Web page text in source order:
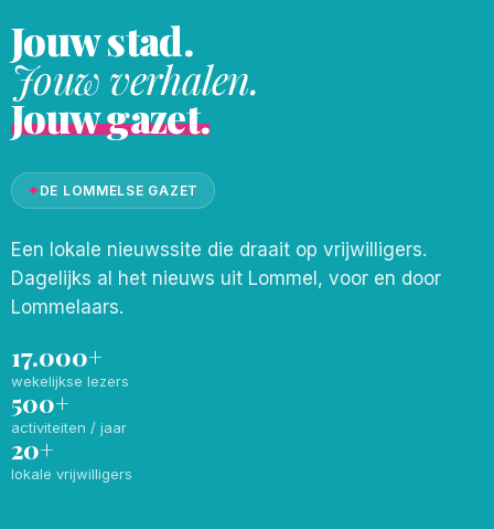
Jouw stad.
Jouw verhalen.
Jouw gazet.
✦DE LOMMELSE GAZET
Een lokale nieuwssite die draait op vrijwilligers.
Dagelijks al het nieuws uit Lommel, voor en door
Lommelaars.
17.000+
wekelijkse lezers
500+
activiteiten / jaar
20+
lokale vrijwilligers